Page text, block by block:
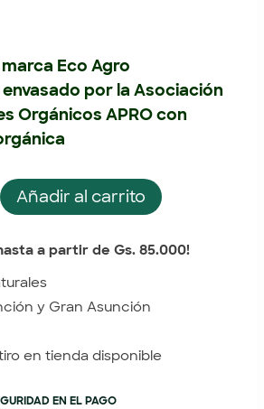
Eco Agro
por la Asociación
Orgánicos APRO con
Añadir al carrito
a partir de Gs. 85.000!
y Gran Asunción
en tienda disponible
EN EL PAGO